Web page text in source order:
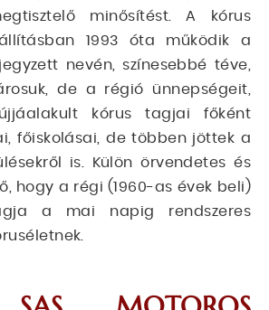
minősítést. A kórus
1993 óta működik a
nevén, színesebbé téve,
de a régió ünnepségeit,
kórus tagjai főként
főiskolásai, de többen jöttek a
is. Külön örvendetes és
hogy a régi (1960-as évek beli)
a mai napig rendszeres